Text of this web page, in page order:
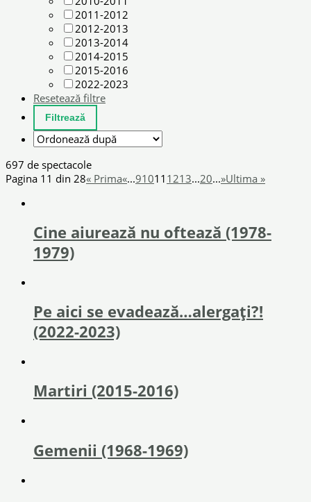
2011-2012
2012-2013
2013-2014
2014-2015
2015-2016
2022-2023
Resetează filtre
697 de spectacole
Pagina 11 din 28« Prima«...91011 1213...20...»Ultima »
Cine aiurează nu oftează (1978-
1979)
Pe aici se evadează…alergați?!
(2022-2023)
Martiri (2015-2016)
Gemenii (1968-1969)